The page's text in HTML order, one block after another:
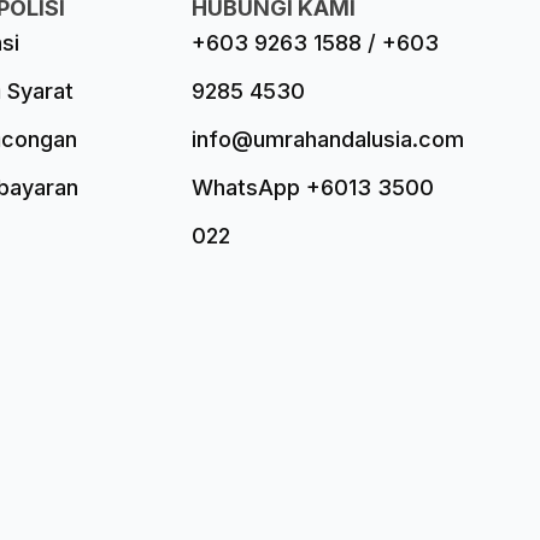
Syarat
HUBUNGI KAMI
+603 9263 1588 / +603
9285 4530
info@umrahandalusia.com
WhatsApp +6013 3500
022